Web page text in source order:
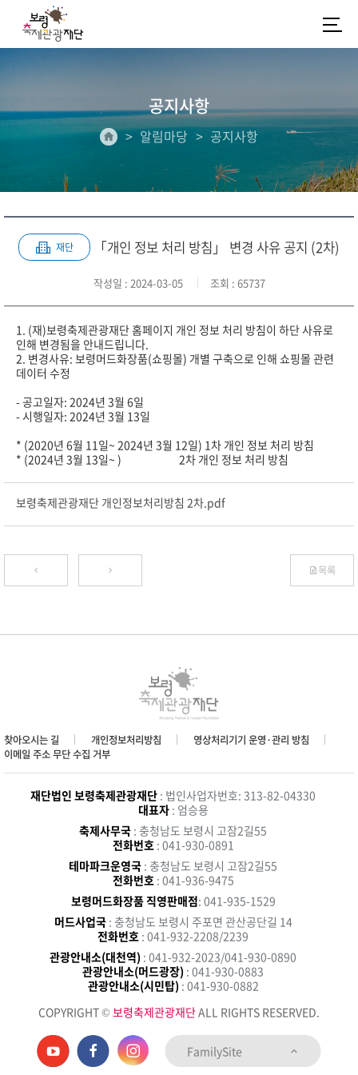
공지사항
알림마당 공지사항
재단 「개인 정보 처리 방침」 변경 사유 공지 (2차)
작성일 : 2024-03-05 조회 : 65737
1. (재)보령축제관광재단 홈페이지 개인 정보 처리 방침이 하단 사유로
인해 변경됨을 안내드립니다.
2. 변경사유: 보령머드화장품(쇼핑몰) 개별 구축으로 인해 쇼핑몰 관련
데이터 수정
- 공고일자: 2024년 3월 6일
- 시행일자: 2024년 3월 13일
* (2020년 6월 11일~ 2024년 3월 12일) 1차 개인 정보 처리 방침
* (2024년 3월 13일~ ) 2차 개인 정보 처리 방침
보령축제관광재단 개인정보처리방침 2차.pdf
목록
찾아오시는 길 개인정보처리방침
영상처리기기 운영·관리 방침
이메일 주소 무단 수집 거부
재단법인 보령축제관광재단 : 법인사업자번호: 313-82-04330
대표자: 엄승용
축제사무국 : 충청남도 보령시 고잠2길55
전화번호 : 041-930-0891
테마파크운영국 : 충청남도 보령시 고잠2길55
전화번호 : 041-936-9475
보령머드화장품 직영판매점: 041-935-1529
머드사업국 : 충청남도 보령시 주포면 관산공단길 14
전화번호 : 041-932-2208/2239
관광안내소(대천역) : 041-932-2023/041-930-0890
관광안내소(머드광장) : 041-930-0883
관광안내소(시민탑) : 041-930-0882
COPYRIGHT © 보령축제관광재단ALL RIGHTS RESERVED.
FamilySite